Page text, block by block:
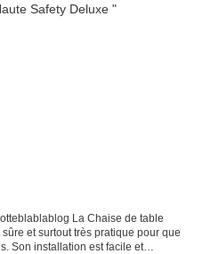
La Chaise de table
et surtout très pratique pour que
Son installation est facile et